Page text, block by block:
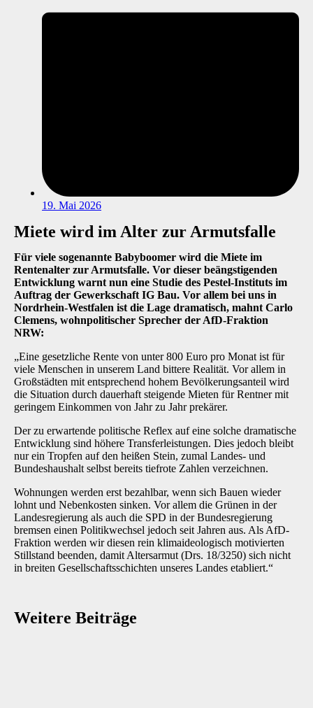
19. Mai 2026
Miete wird im Alter zur Armutsfalle
Für viele sogenannte Babyboomer wird die Miete im
Rentenalter zur Armutsfalle. Vor dieser beängstigenden
Entwicklung warnt nun eine Studie des Pestel-Instituts im
Auftrag der Gewerkschaft IG Bau. Vor allem bei uns in
Nordrhein-Westfalen ist die Lage dramatisch, mahnt Carlo
Clemens, wohnpolitischer Sprecher der AfD-Fraktion
NRW:
„Eine gesetzliche Rente von unter 800 Euro pro Monat ist für
viele Menschen in unserem Land bittere Realität. Vor allem in
Großstädten mit entsprechend hohem Bevölkerungsanteil wird
die Situation durch dauerhaft steigende Mieten für Rentner mit
geringem Einkommen von Jahr zu Jahr prekärer.
Der zu erwartende politische Reflex auf eine solche dramatische
Entwicklung sind höhere Transferleistungen. Dies jedoch bleibt
nur ein Tropfen auf den heißen Stein, zumal Landes- und
Bundeshaushalt selbst bereits tiefrote Zahlen verzeichnen.
Wohnungen werden erst bezahlbar, wenn sich Bauen wieder
lohnt und Nebenkosten sinken. Vor allem die Grünen in der
Landesregierung als auch die SPD in der Bundesregierung
bremsen einen Politikwechsel jedoch seit Jahren aus. Als AfD-
Fraktion werden wir diesen rein klimaideologisch motivierten
Stillstand beenden, damit Altersarmut (Drs. 18/3250) sich nicht
in breiten Gesellschaftsschichten unseres Landes etabliert.“
Weitere Beiträge